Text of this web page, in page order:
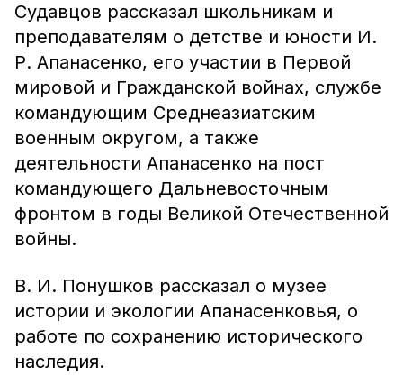
Судавцов рассказал школьникам и
преподавателям о детстве и юности И.
Р. Апанасенко, его участии в Первой
мировой и Гражданской войнах, службе
командующим Среднеазиатским
военным округом, а также
деятельности Апанасенко на пост
командующего Дальневосточным
фронтом в годы Великой Отечественной
войны.
В. И. Понушков рассказал о музее
истории и экологии Апанасенковья, о
работе по сохранению исторического
наследия.